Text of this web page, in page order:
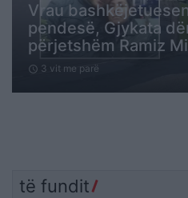
Vrau
pendesë, Gjykata
përjetshëm Ramiz
schedule 3 vit me parë
të fundit